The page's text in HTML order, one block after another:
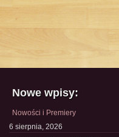
Nowe wpisy:
Nowości i Premiery
6 sierpnia, 2026